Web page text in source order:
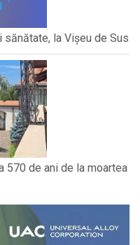
la Vișeu de Sus
570 de ani de la moartea